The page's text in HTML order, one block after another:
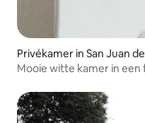
Privékamer in San Juan
Mooie witte kamer in een